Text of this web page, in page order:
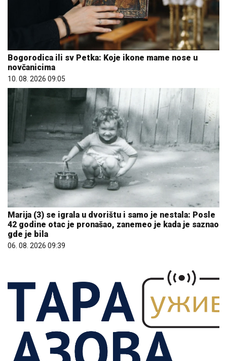
Bogorodica ili sv Petka: Koje ikone mame nose u
novčanicima
10. 08. 2026 09:05
Marija (3) se igrala u dvorištu i samo je nestala: Posle
42 godine otac je pronašao, zanemeo je kada je saznao
gde je bila
06. 08. 2026 09:39